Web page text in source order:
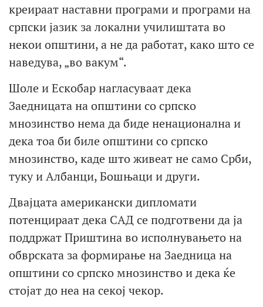
креираат наставни програми и програми на
српски јазик за локални училиштата во
некои општини, а не да работат, како што се
наведува, „во вакум“.
Шоле и Ескобар нагласуваат дека
Заедницата на општини со српско
мнозинство нема да биде ненационална и
дека тоа би биле општини со српско
мнозинство, каде што живеат не само Срби,
туку и Албанци, Бошњаци и други.
Двајцата американски дипломати
потенцираат дека САД се подготвени да ја
поддржат Приштина во исполнувањето на
обврската за формирање на Заедница на
општини со српско мнозинство и дека ќе
стојат до неа на секој чекор.